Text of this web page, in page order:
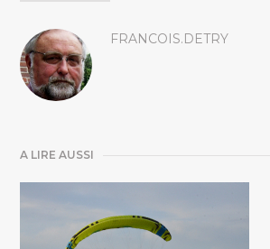
FRANCOIS.DETRY
A LIRE AUSSI